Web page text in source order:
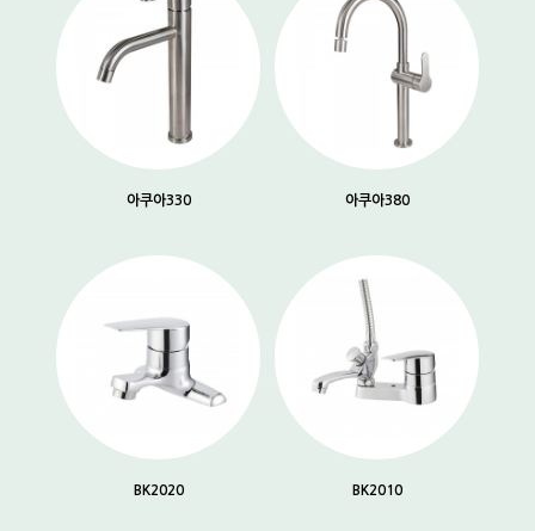
아쿠아330 아쿠아380
BK2020 BK2010